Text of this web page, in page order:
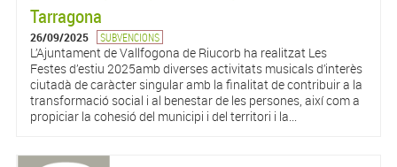
Tarragona
26/09/2025 SUBVENCIONS
L’Ajuntament de Vallfogona de Riucorb ha realitzat Les
Festes d’estiu 2025amb diverses activitats musicals d’interès
ciutadà de caràcter singular amb la finalitat de contribuir a la
transformació social i al benestar de les persones, així com a
propiciar la cohesió del municipi i del territori i la...